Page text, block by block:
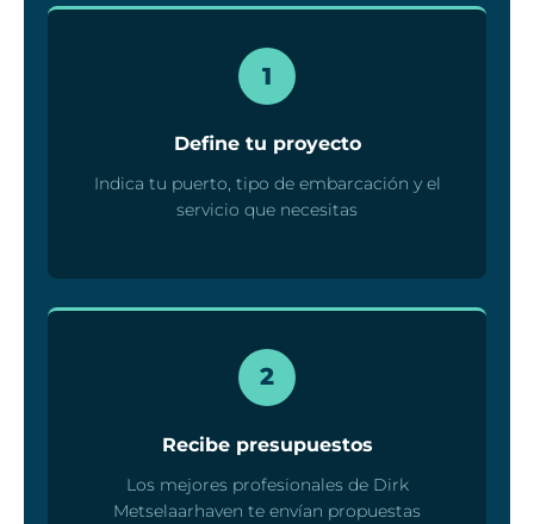
1
Define tu proyecto
Indica tu puerto, tipo de embarcación y el
servicio que necesitas
2
Recibe presupuestos
Los mejores profesionales de Dirk
Metselaarhaven te envían propuestas